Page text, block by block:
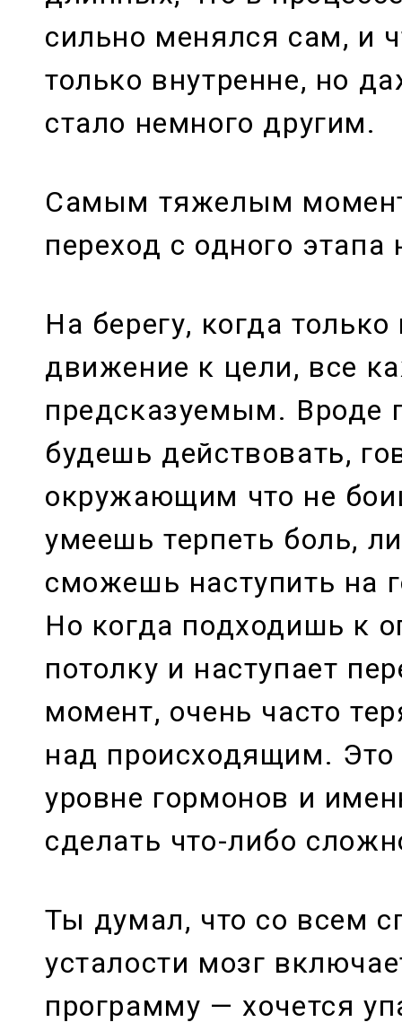
сильно менялся сам, и
только внутренне, но
стало немного другим.
Самым тяжелым
переход с одного этапа
На берегу, когда
движение к цели, все
предсказуемым. Вроде
будешь действовать,
окружающим что не
умеешь терпеть боль,
сможешь наступить на
Но когда подходишь к
потолку и наступает
момент, очень часто
над происходящим. Это
уровне гормонов и
сделать что-либо
Ты думал, что со всем
усталости мозг
программу — хочется